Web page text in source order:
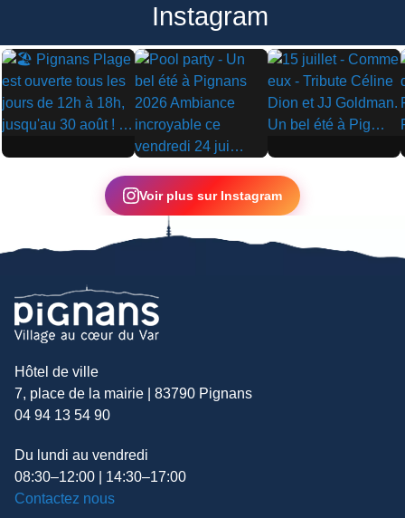
Instagram
▶
▶
▶
Voir plus sur Instagram
Hôtel de ville
7, place de la mairie | 83790 Pignans
04 94 13 54 90
Du lundi au vendredi
08:30–12:00 | 14:30–17:00
Contactez nous